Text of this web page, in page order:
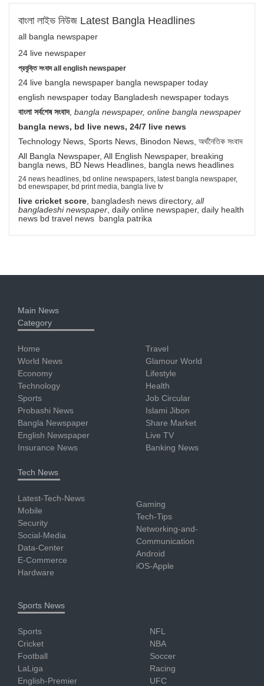
বাংলা লাইভ নিউজ Latest Bangla Headlines
all bangla newspaper
24 live newspaper
প্রযুক্তি সংবাদ all english newspaper
24 live bangla newspaper bangla newspaper today
english newspaper today Bangladesh newspaper todays
বাংলা সর্বশেষ সংবাদ, bangla newspaper, online bangla newspaper
bangla news, bd live news, 24/7 live news
Technology News, Sports News, Binodon News, অর্থনৈতিক সংবাদ
All Bangla Newspaper, All English Newspaper, breaking
bangla news, BD News Headlines, bangla news headlines
24 news headlines, bd online newspapers, latest bangla newspaper,
bd enewspaper, bd print media, bangla live tv
live cricket score , bangladesh news directory, all
bangladeshi newspaper , daily online newspaper, daily health
news bd travel news bangla patrika
Main News
Category
Home
World News
Economy
Technology
Sports
Probashi News
Bangla Newspaper
English Newspaper
Insurance News
Travel
Glamour World
Lifestyle
Health
Job Circular
Islami Jibon
Share Market
Live TV
Banking News
Tech News
Latest-Tech-News
Mobile
Security
Social-Media
Data-Center
E-Commerce
Hardware
Gaming
Tech-Tips
Networking-and-
Communication
Android
iOS-Apple
Sports News
Sports
Cricket
Football
LaLiga
English-Premier
NFL
NBA
Soccer
Racing
UFC